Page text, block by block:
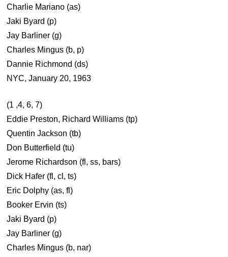
Charlie Mariano (as)
Jaki Byard (p)
Jay Barliner (g)
Charles Mingus (b, p)
Dannie Richmond (ds)
NYC, January 20, 1963
(1 ,4, 6, 7)
Eddie Preston, Richard Williams (tp)
Quentin Jackson (tb)
Don Butterfield (tu)
Jerome Richardson (fl, ss, bars)
Dick Hafer (fl, cl, ts)
Eric Dolphy (as, fl)
Booker Ervin (ts)
Jaki Byard (p)
Jay Barliner (g)
Charles Mingus (b, nar)